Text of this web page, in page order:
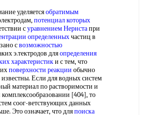
уделяетсяобратимым
потенциал которых
суравнением Нернстапри
определенныхчастиц в
свозможностью
э.тектродов дляопределения
характеристики с тем, что
поверхности реакции обычно
Если для водных систем
материал по растворимости и
[404], то
соог-ветствующих данных
Это означает, что дляпоиска